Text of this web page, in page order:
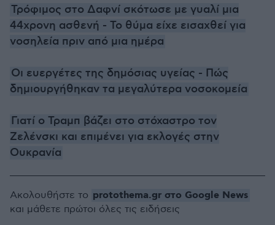
Τρόφιμος στο Δαφνί σκότωσε με γυαλί μια
44χρονη ασθενή - Το θύμα είχε εισαχθεί για
νοσηλεία πριν από μια ημέρα
Οι ευεργέτες της δημόσιας υγείας - Πώς
δημιουργήθηκαν τα μεγαλύτερα νοσοκομεία
Γιατί ο Τραμπ βάζει στο στόχαστρο τον
Ζελένσκι και επιμένει για εκλογές στην
Ουκρανία
Ακολουθήστε το protothema.gr στο Google News
και μάθετε πρώτοι όλες τις ειδήσεις